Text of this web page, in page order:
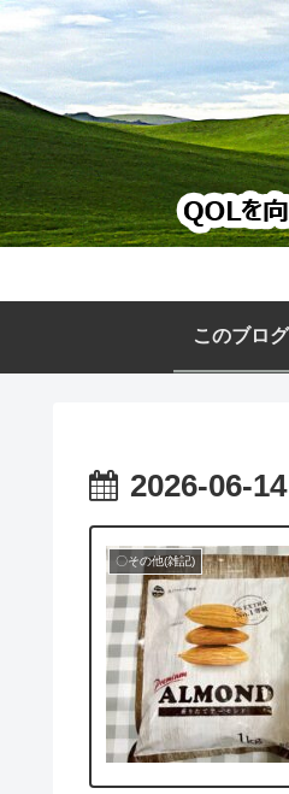
このブロ
2026-06-14
〇その他(雑記)